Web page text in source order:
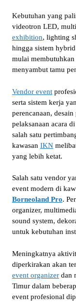
Kebutuhan yang
videotron LED,
exhibition, lighting
hingga sistem
mulai
menyambut tamu
Vendor event
serta sistem kerja
perencanaan,
pelaksanaan acara
salah satu
kawasan IKN
yang lebih ketat.
Salah satu vendor
event modern di
Borneoland Pro.
organizer,
sound system,
untuk kebutuhan
Meningkatnya
diperkirakan akan
event organizerdan
Timur dalam
event profesional